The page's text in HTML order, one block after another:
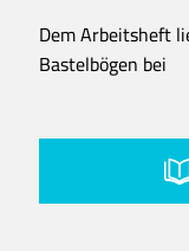
Dem Arbeitsheft
Bastelbögen bei